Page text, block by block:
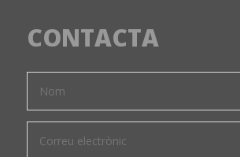
CONTACTA